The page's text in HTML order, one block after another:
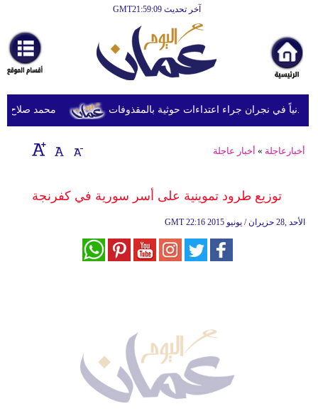
آخر تحديث GMT21:59:09
أخبارعاجلة
رياضة
ثقافة
إقتصاد
وموسيقى
محمد صلاح يصل
أخبارعاجلة » أخبار عاجلة
توزيع طرود تموينية على أسر سورية في كفرنجة
GMT 22:16 2015 الأحد ,28 حزيران / يونيو